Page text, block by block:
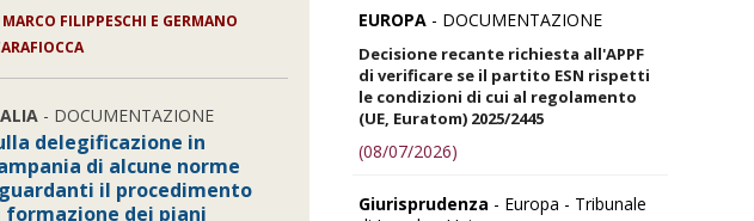
FILIPPESCHI E GERMANO
- DOCUMENTAZIONE
delegificazione in
di alcune norme
il procedimento
formazione dei piani
EUROPA - DOCUMENTAZIONE
Decisione recante richiesta all'APPF
di verificare se il partito ESN rispetti
le condizioni di cui al regolamento
(UE, Euratom) 2025/2445
(08/07/2026)
Giurisprudenza - Europa - Tribunale